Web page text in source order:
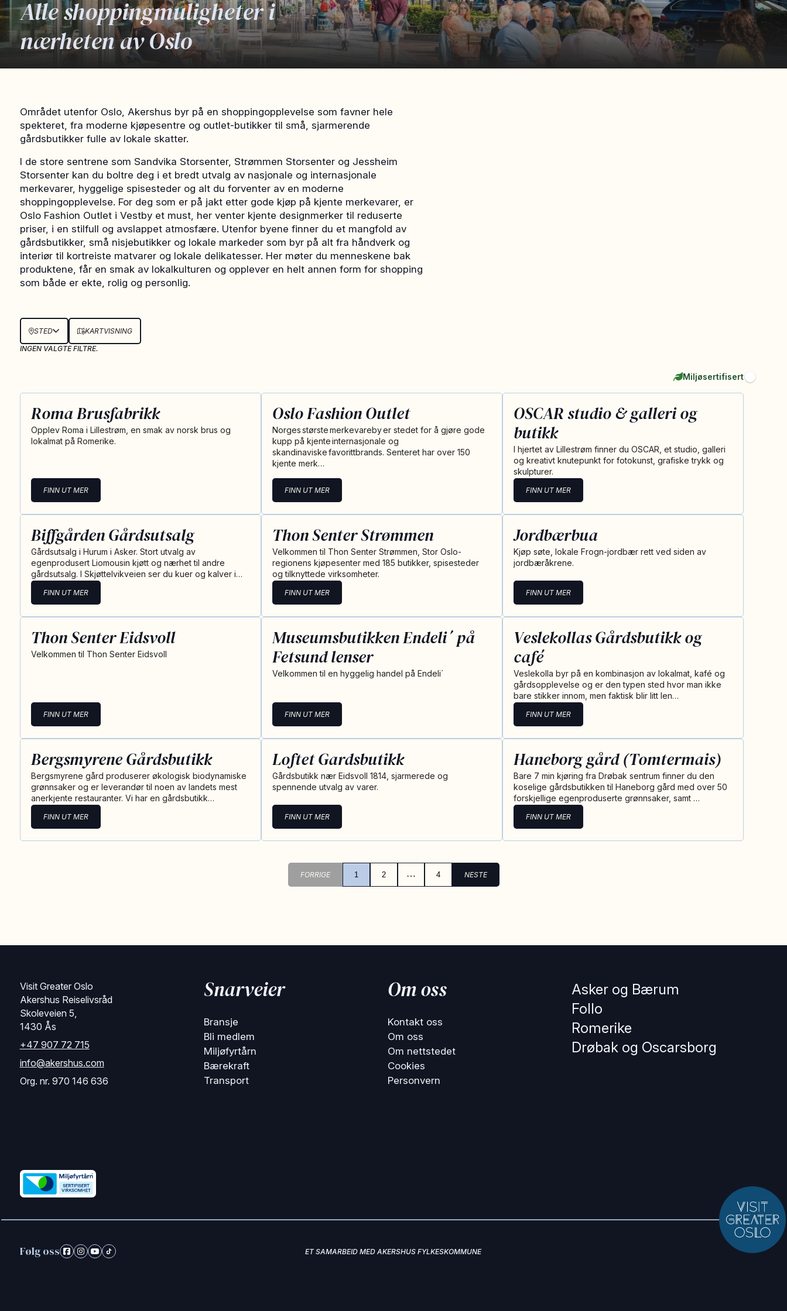
Alle shoppingmuligheter i
nærheten av Oslo
Området utenfor Oslo, Akershus byr på en shoppingopplevelse som favner hele
spekteret, fra moderne kjøpesentre og outlet-butikker til små, sjarmerende
gårdsbutikker fulle av lokale skatter.
I de store sentrene som Sandvika Storsenter, Strømmen Storsenter og Jessheim
Storsenter kan du boltre deg i et bredt utvalg av nasjonale og internasjonale
merkevarer, hyggelige spisesteder og alt du forventer av en moderne
shoppingopplevelse. For deg som er på jakt etter gode kjøp på kjente merkevarer, er
Oslo Fashion Outlet i Vestby et must, her venter kjente designmerker til reduserte
priser, i en stilfull og avslappet atmosfære. Utenfor byene finner du et mangfold av
gårdsbutikker, små nisjebutikker og lokale markeder som byr på alt fra håndverk og
interiør til kortreiste matvarer og lokale delikatesser. Her møter du menneskene bak
produktene, får en smak av lokalkulturen og opplever en helt annen form for shopping
som både er ekte, rolig og personlig.
STED
KARTVISNING
INGEN VALGTE FILTRE.
Miljøsertifisert
Roma Brusfabrikk
Opplev Roma i Lillestrøm, en smak av norsk brus og
lokalmat på Romerike.
FINN UT MER
Oslo Fashion Outlet
Norges største merkevareby er stedet for å gjøre gode
kupp på kjente internasjonale og
skandinaviske favorittbrands. Senteret har over 150
kjente merk…
FINN UT MER
OSCAR studio & galleri og
butikk
I hjertet av Lillestrøm finner du OSCAR, et studio, galleri
og kreativt knutepunkt for fotokunst, grafiske trykk og
skulpturer.
FINN UT MER
Biffgården Gårdsutsalg
Gårdsutsalg i Hurum i Asker. Stort utvalg av
egenprodusert Liomousin kjøtt og nærhet til andre
gårdsutsalg. I Skjøttelvikveien ser du kuer og kalver i…
FINN UT MER
Thon Senter Strømmen
Velkommen til Thon Senter Strømmen, Stor Oslo-
regionens kjøpesenter med 185 butikker, spisesteder
og tilknyttede virksomheter.
FINN UT MER
Jordbærbua
Kjøp søte, lokale Frogn-jordbær rett ved siden av
jordbæråkrene.
FINN UT MER
Thon Senter Eidsvoll
Velkommen til Thon Senter Eidsvoll
FINN UT MER
Museumsbutikken Endeli´ på
Fetsund lenser
Velkommen til en hyggelig handel på Endeli´
FINN UT MER
Veslekollas Gårdsbutikk og
café
Veslekolla byr på en kombinasjon av lokalmat, kafé og
gårdsopplevelse og er den typen sted hvor man ikke
bare stikker innom, men faktisk blir litt len…
FINN UT MER
Bergsmyrene Gårdsbutikk
Bergsmyrene gård produserer økologisk biodynamiske
grønnsaker og er leverandør til noen av landets mest
anerkjente restauranter. Vi har en gårdsbutikk…
FINN UT MER
Loftet Gardsbutikk
Gårdsbutikk nær Eidsvoll 1814, sjarmerede og
spennende utvalg av varer.
FINN UT MER
Haneborg gård (Tomtermais)
Bare 7 min kjøring fra Drøbak sentrum finner du den
koselige gårdsbutikken til Haneborg gård med over 50
forskjellige egenproduserte grønnsaker, samt …
FINN UT MER
FORRIGE 1 2 … 4 NESTE
Visit Greater Oslo
Akershus Reiselivsråd
Skoleveien 5,
1430 Ås
+47 907 72 715
info@akershus.com
Org. nr. 970 146 636
Snarveier
Bransje
Bli medlem
Miljøfyrtårn
Bærekraft
Transport
Om oss
Kontakt oss
Om oss
Om nettstedet
Cookies
Personvern
Asker og Bærum
Follo
Romerike
Drøbak og Oscarsborg
Følg oss ET SAMARBEID MED AKERSHUS FYLKESKOMMUNE